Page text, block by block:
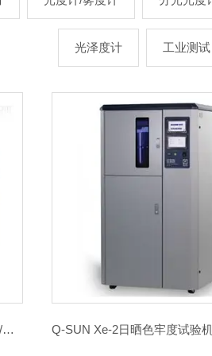
光泽度计 工业测试
Q-Sun Xe-1台式氙灯耐候老化试验箱/日晒色牢度试验机